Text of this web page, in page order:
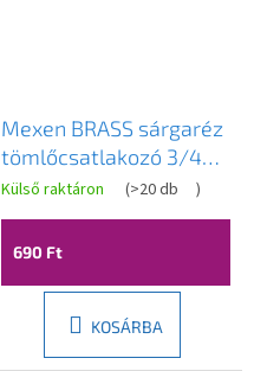
Mexen BRASS sárgaréz
tömlőcsatlakozó 3/4
GW x 19 mm - W97422-
3419
Külső raktáron (>20 db )
690 Ft
KOSÁRBA